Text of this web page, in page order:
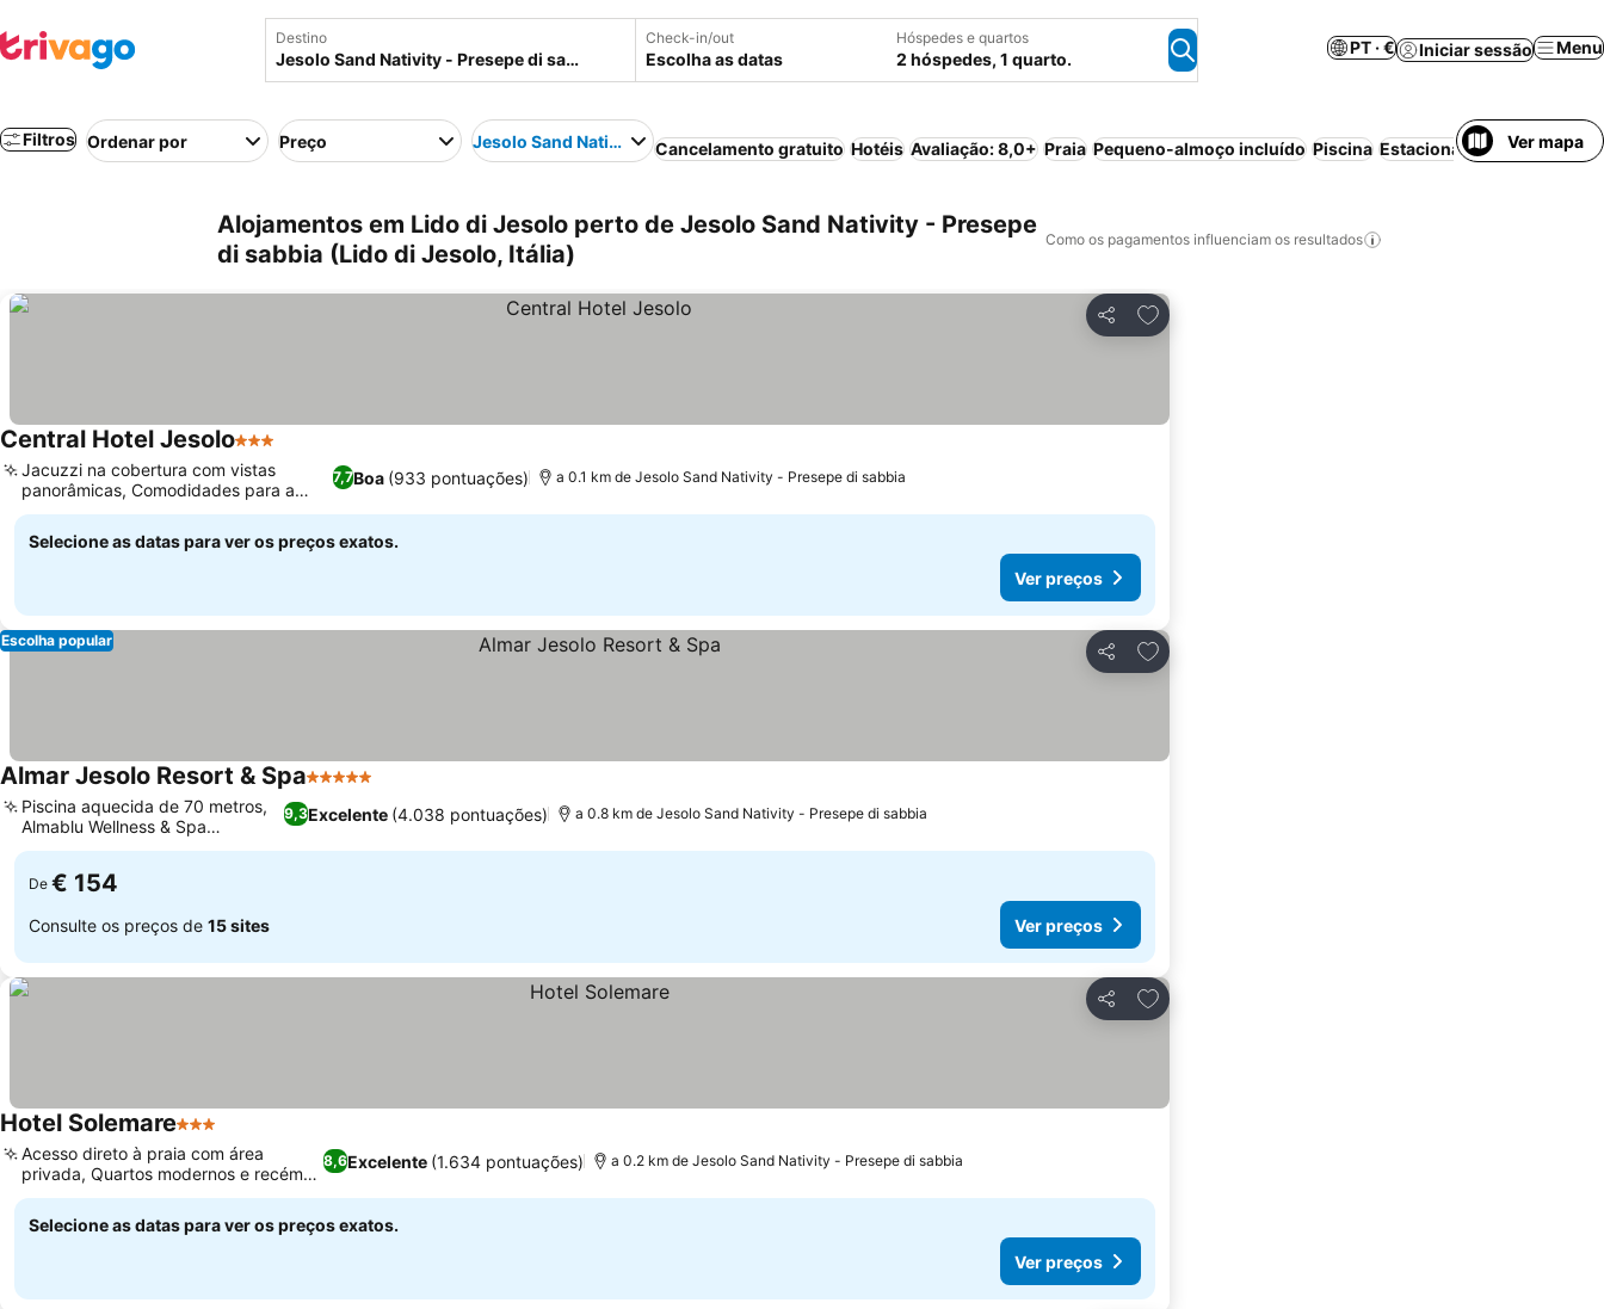
Destino Check-in/out
Escolha as datas
Hóspedes e quartos
2 hóspedes, 1 quarto.
PT · € Iniciar sessão Menu
Filtros Ordenar por Preço Jesolo Sand Nativity - Presepe di sabbia
Cancelamento gratuito Hotéis Avaliação: 8,0+ Praia Pequeno-almoço incluído Piscina Estacionamento Meia-
Ver mapa
Alojamentos em Lido di Jesolo perto de Jesolo Sand Nativity - Presepe
di sabbia (Lido di Jesolo, Itália)
Como os pagamentos influenciam os resultados
Partilhar
Adicionar aos favoritos
Central Hotel Jesolo3 Estrelas
7,7Boa (933 pontuações)
Jacuzzi na cobertura com vistas
panorâmicas, Comodidades para a
família
a 0.1 km de Jesolo Sand Nativity - Presepe di sabbia
Selecione as datas para ver os preços exatos.
Ver preços
Partilhar
Adicionar aos favoritos
Escolha popular
Almar Jesolo Resort & Spa5 Estrelas
9,3Excelente (4.038 pontuações)
Piscina aquecida de 70 metros,
Almablu Wellness & Spa
premiado
a 0.8 km de Jesolo Sand Nativity - Presepe di sabbia
De € 154
Consulte os preços de 15 sites Ver preços
Partilhar
Adicionar aos favoritos
Hotel Solemare3 Estrelas
8,6Excelente (1.634 pontuações)
Acesso direto à praia com área
privada, Quartos modernos e recém-
reformados
a 0.2 km de Jesolo Sand Nativity - Presepe di sabbia
Selecione as datas para ver os preços exatos.
Ver preços